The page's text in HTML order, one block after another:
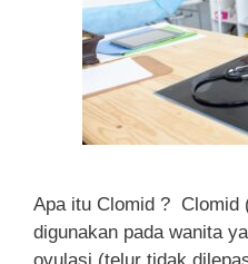
Apa itu Clomid ? Clomid
digunakan pada wanita
ovulasi (telur tidak